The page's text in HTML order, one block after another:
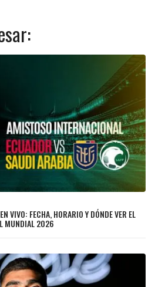
VIVO: FECHA, HORARIO Y DÓNDE VER EL
MUNDIAL 2026